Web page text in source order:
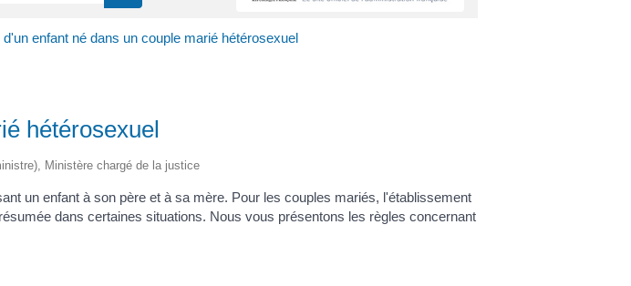
d'un enfant né dans un couple marié hétérosexuel
hétérosexuel
Ministère chargé de la justice
un enfant à son père et à sa mère. Pour les couples mariés, l'établissement
dans certaines situations. Nous vous présentons les règles concernant